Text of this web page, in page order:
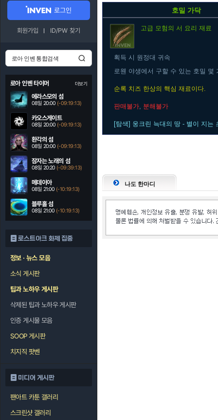
로그인
회원가입 ID/PW 찾기
로아 인벤 타이머 더보기
에라스모의 섬
08일 20:00 (-09:19:12)
카오스게이트
08일 20:00 (-09:19:12)
환각의 섬
08일 20:00 (-09:19:12)
잠자는 노래의 섬
08일 20:20 (-09:39:12)
메데이아
08일 21:00 (-10:19:12)
블루홀 섬
08일 21:00 (-10:19:12)
로스트아크 화제 집중
정보 · 뉴스 모음
소식 게시판
팁과 노하우 게시판
삭제된 팁과 노하우 게시판
인증 게시물 모음
SOOP 게시판
치지직 팟벤
미디어 게시판
팬아트 카툰 갤러리
스크린샷 갤러리
호밀 가닥
고급 모험의 서 요리 재료
획득 시 원정대 귀속
로웬 야생에서 구할 수 있는 호밀 몇
순록 치즈 한상의 핵심 재료이다.
판매불가, 분해불가
[탐색] 웅크린 늑대의 땅 - 별이 지는
나도 한마디